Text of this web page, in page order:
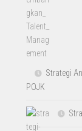
Strategi
POJK